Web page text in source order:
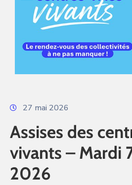
Articles
27 mai 2026
Assises des
vivants – Mardi
2026